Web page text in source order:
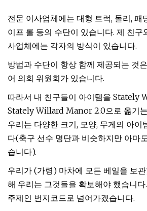
전문 이사업체에는 대형 트럭, 돌리, 패
이프 롤 등의 수단이 있습니다. 제 친구
사업체에는 각자의 방식이 있습니다.
방법과 수단이 항상 함께 제공되는 것
어 의회 위원회가 있습니다.
따라서​ 내 친구들이 아이템을 Stately
Stately Willard​ Manor 2.0으로 옮기
우리는 다양한 크기, 모양, 무게의 아이
다(축구 선수 명단과 비슷하지만 아마
습니다).
우리가 (가령) 마차에 모든 베일을 보
해 우리는 그것들을 확보해야 했습니
주제인 번지코드로 넘어가겠습니다.